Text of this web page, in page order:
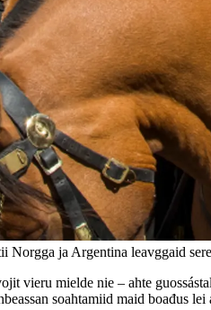
Norgga ja Argentina leavggaid
vieru mielde nie – ahte
soahtamiid maid boađus